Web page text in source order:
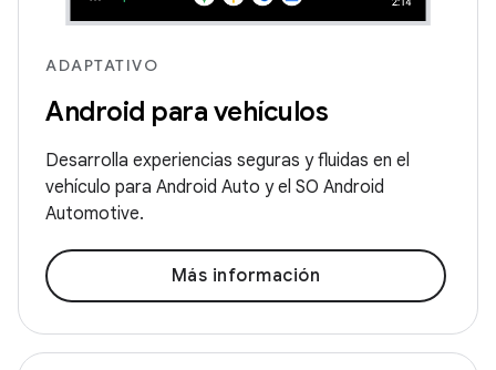
ADAPTATIVO
Android para vehículos
Desarrolla experiencias seguras y fluidas en el
vehículo para Android Auto y el SO Android
Automotive.
Más información